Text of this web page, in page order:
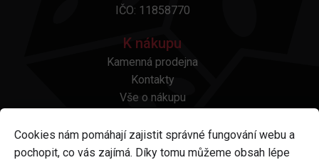
IČO: 11858770
K nákupu
Kamenná prodejna
Kontakty
Vše o nákupu
Platba a doprava
Reklamace a vrácení
Cookies nám pomáhají zajistit správné fungování webu a
pochopit, co vás zajímá. Díky tomu můžeme obsah lépe